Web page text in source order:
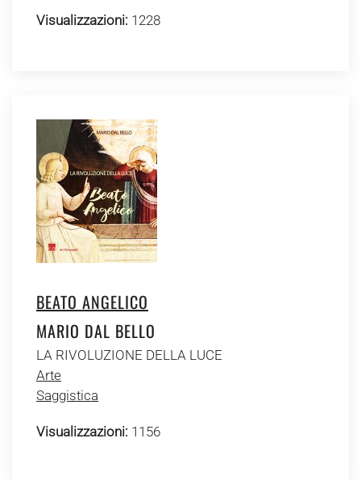
Visualizzazioni: 1228
BEATO ANGELICO
MARIO DAL BELLO
LA RIVOLUZIONE DELLA LUCE
Arte
Saggistica
Visualizzazioni: 1156